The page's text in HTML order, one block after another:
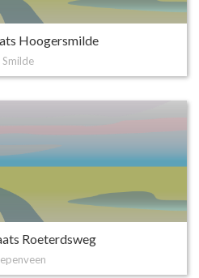
Hoogersmilde
Smilde
Roeterdsweg